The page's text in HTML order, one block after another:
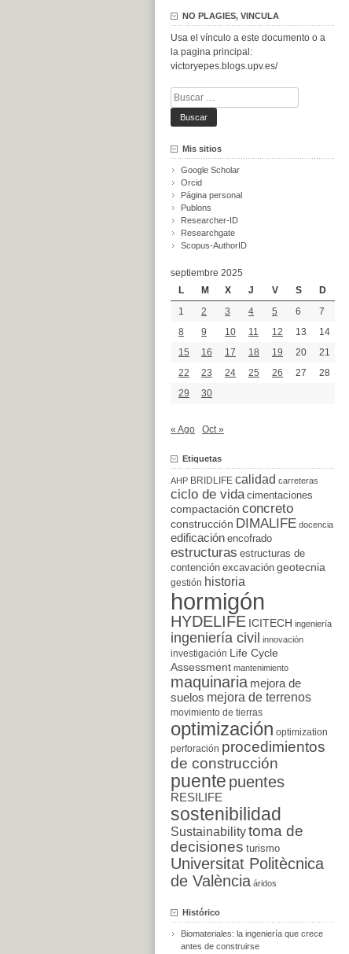
NO PLAGIES, VINCULA
Usa el vínculo a este documento o a
la pagina principal:
victoryepes.blogs.upv.es/
Buscar:
Mis sitios
Google Scholar
Orcid
Página personal
Publons
Researcher-ID
Researchgate
Scopus-AuthorID
septiembre 2025
L
M X J V S
D
1
2 3 4 5 6
7
8
9 10 11 12 13
14
15
16 17 18 19 20
21
22
23 24 25 26 27
28
29
30
« Ago Oct »
Etiquetas
AHP BRIDLIFE calidad carreteras
ciclo de vida cimentaciones
compactación concreto
construcción DIMALIFE docencia
edificación encofrado
estructuras estructuras de
contención excavación geotecnia
gestión historia
hormigón
HYDELIFE ICITECH ingeniería
ingeniería civil innovación
investigación
Life Cycle
Assessment mantenimiento
maquinaria mejora de
suelos mejora de terrenos
movimiento de tierras
optimización optimization
perforación procedimientos
de construcción
puente puentes
RESILIFE
sostenibilidad
Sustainabilitytoma de
decisiones turismo
Universitat Politècnica
de València áridos
Histórico
Biomateriales: la ingeniería que crece
antes de construirse